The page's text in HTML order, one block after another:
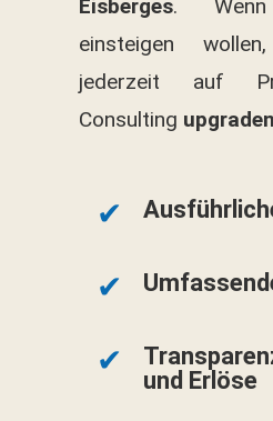
Eisberges.
einsteigen
jederzeit auf
Consulting upgraden
und Erlöse